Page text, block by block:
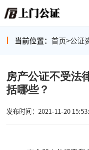
当前位置： 首页>公证
房产公证不受法
括哪些？
发布时间：2021-11-20